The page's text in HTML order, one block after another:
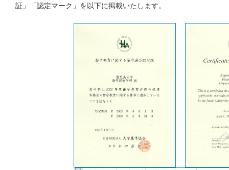
証」「認定マーク」を以下に掲載いたします。